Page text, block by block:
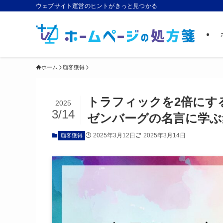
ウェブサイト運営のヒントがきっと見つかる
ホーム 顧客獲得
トラフィックを2倍に
ゼンバーグの名言に学
2025
3/14
顧客獲得 2025年3月12日 2025年3月14日